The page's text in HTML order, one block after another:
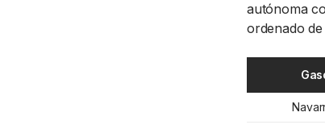
autónoma
ordenado